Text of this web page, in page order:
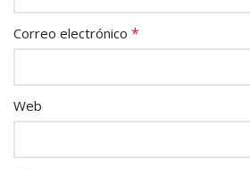
Correo electrónico *
Web